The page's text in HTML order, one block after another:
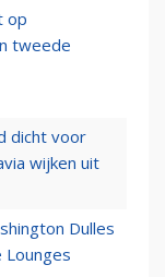
op
tweede
dicht voor
wijken uit
Dulles
Lounges